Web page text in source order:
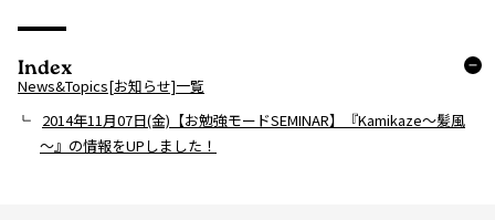
Index
News&Topics[お知らせ]一覧
2014年11月07日(金)【お勉強モードSEMINAR】『Kamikaze～髪風
～』の情報をUPしました！